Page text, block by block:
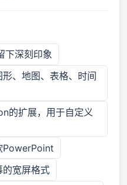
下深刻印象
、地图、表格、时间
的扩展，用于自定义
PowerPoint
的宽屏格式